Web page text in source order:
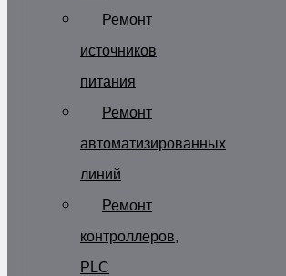
Ремонт
источников
питания
Ремонт
автоматизированных
линий
Ремонт
контроллеров,
PLC